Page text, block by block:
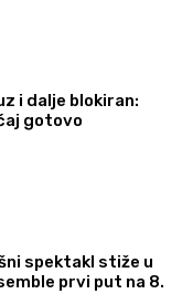
i dalje blokiran:
gotovo
spektakl stiže u
prvi put na 8.